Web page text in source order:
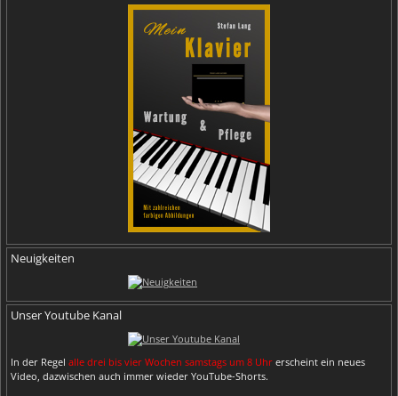
Neuigkeiten
Unser Youtube Kanal
In der Regel alle drei bis vier Wochen samstags um 8 Uhr erscheint ein neues
Video, dazwischen auch immer wieder YouTube-Shorts.